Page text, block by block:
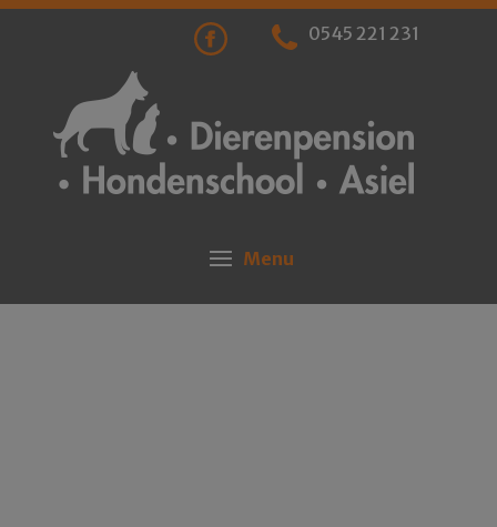
0545 221 231